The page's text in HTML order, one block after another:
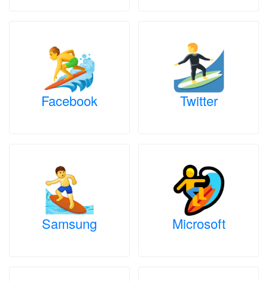
Facebook Twitter
Samsung Microsoft